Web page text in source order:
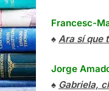
Francesc-
♠ Ara sí que
Jorge
♠ Gabriela,